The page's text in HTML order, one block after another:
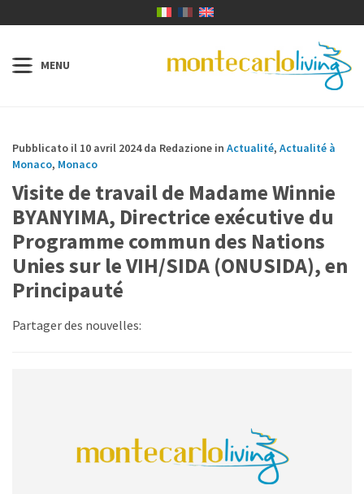
Pubblicato il 10 avril 2024 da Redazione in Actualité, Actualité à
Monaco, Monaco
Visite de travail de Madame Winnie
BYANYIMA, Directrice exécutive du
Programme commun des Nations
Unies sur le VIH/SIDA (ONUSIDA), en
Principauté
Partager des nouvelles: